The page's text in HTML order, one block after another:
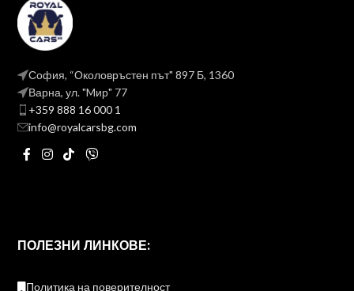
София, “Околовръстен път" 897 Б, 1360
Варна, ул. "Mир" 77
+359 888 16 000 1
info@royalcarsbg.com
ПОЛЕЗНИ ЛИНКОВЕ:
Политика на поверителност